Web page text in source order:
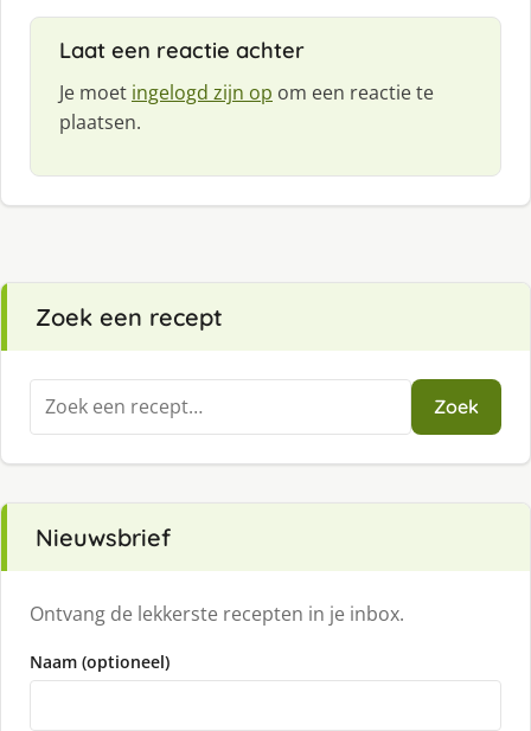
:
Laat een reactie achter
Je moet ingelogd zijn op om een reactie te
plaatsen.
Zoek een recept
Zoeken
naar:
Zoek
Nieuwsbrief
Ontvang de lekkerste recepten in je inbox.
Naam (optioneel)